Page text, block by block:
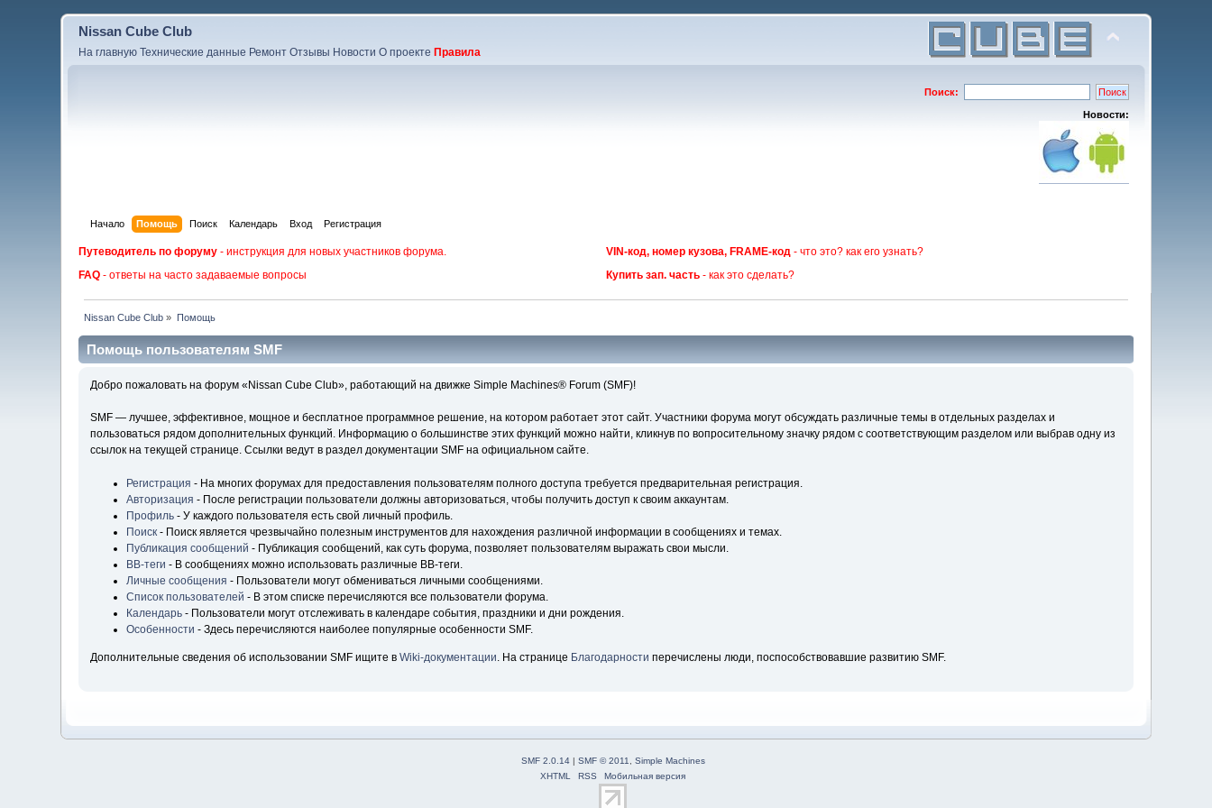
Nissan Cube Club
На главную Технические данные Ремонт Отзывы Новости О проекте Правила
Поиск:
Новости:
Начало Помощь Поиск Календарь Вход Регистрация
Путеводитель по форуму - инструкция для новых участников форума. VIN-код, номер кузова, FRAME-код - что это? как его узнать?
FAQ - ответы на часто задаваемые вопросы Купить зап. часть - как это сделать?
Nissan Cube Club » Помощь
Помощь пользователям SMF
Добро пожаловать на форум «Nissan Cube Club», работающий на движке Simple Machines® Forum (SMF)!
SMF — лучшее, эффективное, мощное и бесплатное программное решение, на котором работает этот сайт. Участники форума могут обсуждать различные темы в отдельных разделах и
пользоваться рядом дополнительных функций. Информацию о большинстве этих функций можно найти, кликнув по вопросительному значку рядом с соответствующим разделом или выбрав одну из
ссылок на текущей странице. Ссылки ведут в раздел документации SMF на официальном сайте.
Регистрация - На многих форумах для предоставления пользователям полного доступа требуется предварительная регистрация.
Авторизация - После регистрации пользователи должны авторизоваться, чтобы получить доступ к своим аккаунтам.
Профиль- У каждого пользователя есть свой личный профиль.
Поиск- Поиск является чрезвычайно полезным инструментов для нахождения различной информации в сообщениях и темах.
Публикация сообщений - Публикация сообщений, как суть форума, позволяет пользователям выражать свои мысли.
BB-теги - В сообщениях можно использовать различные BB-теги.
Личные сообщения - Пользователи могут обмениваться личными сообщениями.
Список пользователей - В этом списке перечисляются все пользователи форума.
Календарь- Пользователи могут отслеживать в календаре события, праздники и дни рождения.
Особенности - Здесь перечисляются наиболее популярные особенности SMF.
Дополнительные сведения об использовании SMF ищите в Wiki-документации . На странице Благодарности перечислены люди, поспособствовавшие развитию SMF.
SMF 2.0.14| SMF © 2011, Simple Machines
XHTML
RSS Мобильная версия